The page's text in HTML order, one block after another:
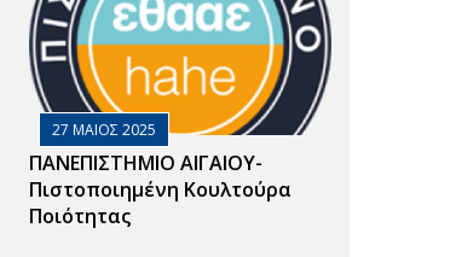
27 ΜΑΙΟΣ 2025
ΠΑΝΕΠΙΣΤΗΜΙΟ ΑΙΓΑΙΟΥ-
Πιστοποιημένη Κουλτούρα
Ποιότητας